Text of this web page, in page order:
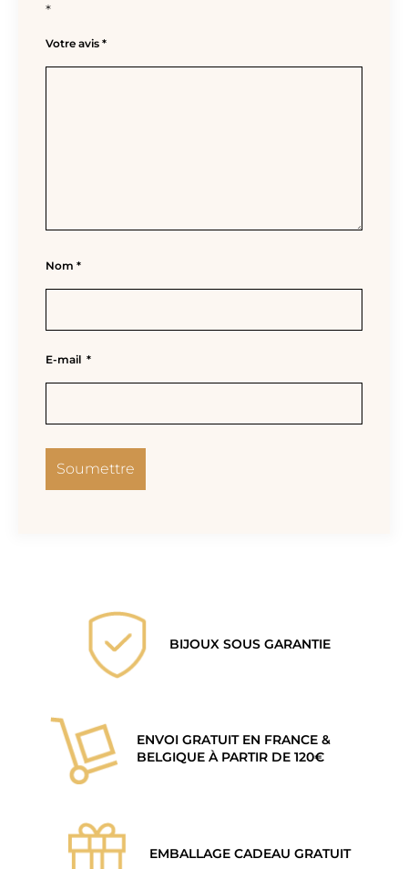
*
Votre avis *
Nom *
E-mail *
BIJOUX SOUS GARANTIE
ENVOI GRATUIT EN FRANCE &
BELGIQUE À PARTIR DE 120€
EMBALLAGE CADEAU GRATUIT